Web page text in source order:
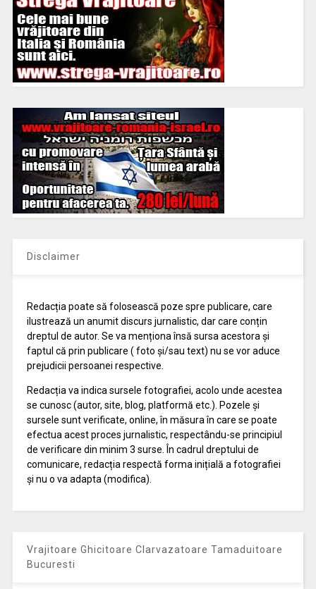
Disclaimer
Redacția poate să folosească poze spre publicare, care
ilustrează un anumit discurs jurnalistic, dar care conțin
dreptul de autor. Se va menționa însă sursa acestora și
faptul că prin publicare ( foto și/sau text) nu se vor aduce
prejudicii persoanei respective.
Redacția va indica sursele fotografiei, acolo unde acestea
se cunosc (autor, site, blog, platformă etc.). Pozele și
sursele sunt verificate, online, în măsura în care se poate
efectua acest proces jurnalistic, respectându-se principiul
de verificare din minim 3 surse. În cadrul dreptului de
comunicare, redacția respectă forma inițială a fotografiei
și nu o va adapta (modifica).
Vrajitoare Ghicitoare Clarvazatoare Tamaduitoare
Bucuresti